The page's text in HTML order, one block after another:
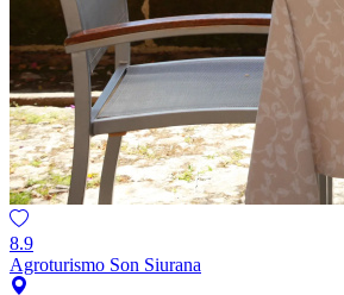
8.9
Agroturismo Son Siurana